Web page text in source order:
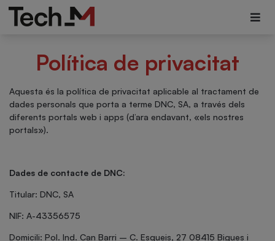
Política de privacitat
Aquesta és la política de privacitat aplicable al tractament de
dades personals que porta a terme DNC, SA, a través dels
diferents portals web i apps (d’ara endavant, «els nostres
portals»).
Dades de contacte de DNC:
Titular: DNC, SA
NIF: A-43356575
Domicili: Pol. Ind. Can Barri – C. Esqueis, 27 08415 Bigues i